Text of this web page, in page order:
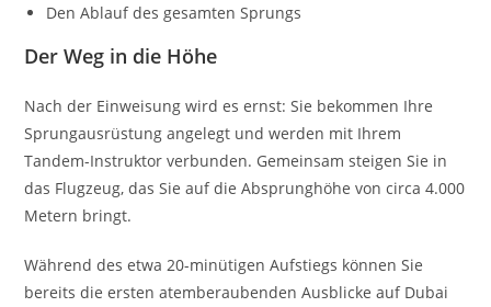
Den Ablauf des gesamten Sprungs
Der Weg in die Höhe
Nach der Einweisung wird es ernst: Sie bekommen Ihre
Sprungausrüstung angelegt und werden mit Ihrem
Tandem-Instruktor verbunden. Gemeinsam steigen Sie in
das Flugzeug, das Sie auf die Absprunghöhe von circa 4.000
Metern bringt.
Während des etwa 20-minütigen Aufstiegs können Sie
bereits die ersten atemberaubenden Ausblicke auf Dubai